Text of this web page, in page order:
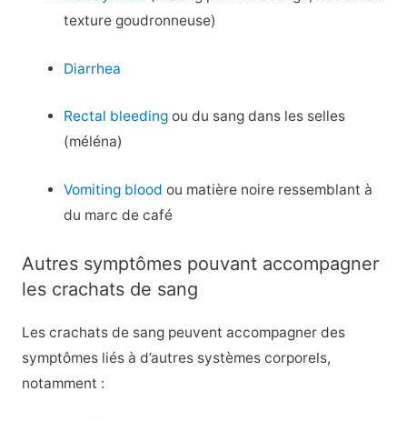
texture goudronneuse)
Diarrhea
Rectal bleeding ou du sang dans les selles
(méléna)
Vomiting blood ou matière noire ressemblant à
du marc de café
Autres symptômes pouvant accompagner
les crachats de sang
Les crachats de sang peuvent accompagner des
symptômes liés à d’autres systèmes corporels,
notamment :